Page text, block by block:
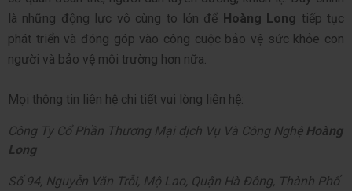
là những động lực vô cùng to lớn để Hoàng Long tiếp tục
phát triển và đóng góp vào công cuộc bảo vệ sức khỏe con
người và bảo vệ môi trường hơn nữa.
Mọi thông tin liên hệ chi tiết vui lòng liên hệ:
Công Ty Cổ Phần Thương Mại dịch Vụ Và Công Nghệ Hoàng
Long
Số 94, Nguyễn Văn Trỗi, Mộ Lao, Quận Hà Đông, Thành Phố